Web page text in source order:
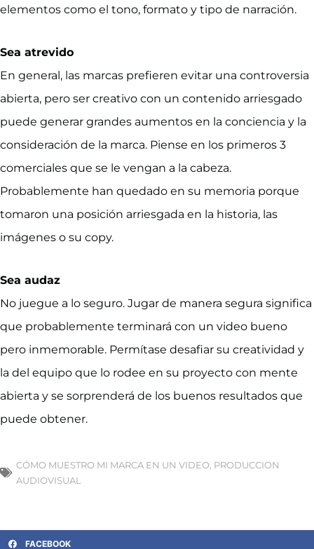
elementos como el tono, formato y tipo de narración.
Sea atrevido
En general, las marcas prefieren evitar una controversia
abierta, pero ser creativo con un contenido arriesgado
puede generar grandes aumentos en la conciencia y la
consideración de la marca. Piense en los primeros 3
comerciales que se le vengan a la cabeza.
Probablemente han quedado en su memoria porque
tomaron una posición arriesgada en la historia, las
imágenes o su copy.
Sea audaz
No juegue a lo seguro. Jugar de manera segura significa
que probablemente terminará con un video bueno
pero inmemorable. Permítase desafiar su creatividad y
la del equipo que lo rodee en su proyecto con mente
abierta y se sorprenderá de los buenos resultados que
puede obtener.
CÓMO MUESTRO MI MARCA EN UN VIDEO PRODUCCION
AUDIOVISUAL
FACEBOOK